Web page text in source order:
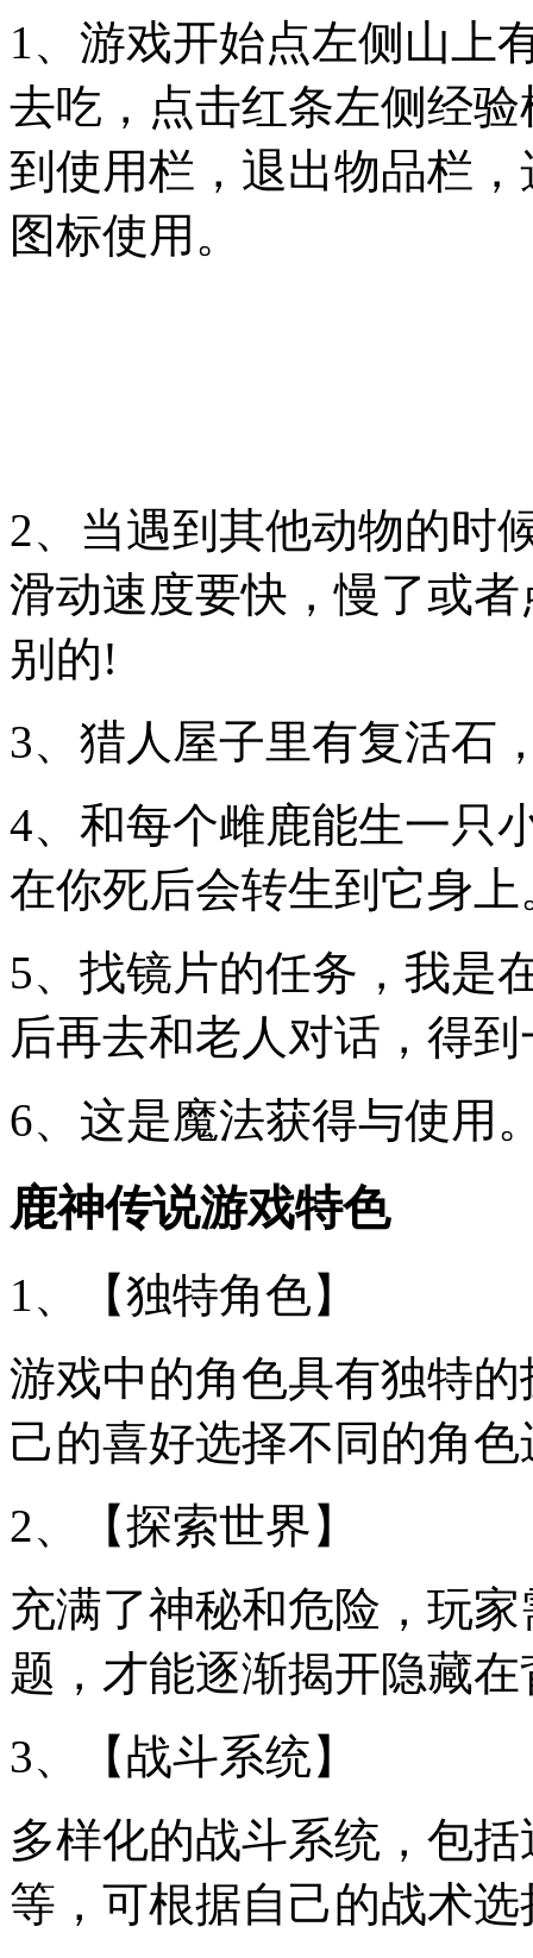
1、游戏开始点左侧山上
去吃，点击红条左侧经
到使用栏，退出物品栏
图标使用。
2、当遇到其他动物的时
滑动速度要快，慢了或
别的!
3、猎人屋子里有复活石
4、和每个雌鹿能生一只
在你死后会转生到它身上
5、找镜片的任务，我是
后再去和老人对话，得
6、这是魔法获得与使用
鹿神传说游戏特色
1、【独特角色】
游戏中的角色具有独特
己的喜好选择不同的角
2、【探索世界】
充满了神秘和危险，玩
题，才能逐渐揭开隐藏
3、【战斗系统】
多样化的战斗系统，包
等，可根据自己的战术